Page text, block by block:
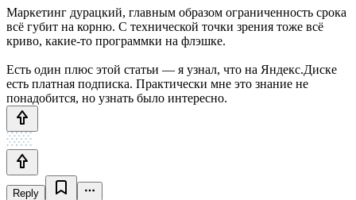
Маркетинг дурацкий, главным образом ограниченность срока
всё губит на корню. С технической точки зрения тоже всё
криво, какие-то программки на флэшке.
Есть один плюс этой статьи — я узнал, что на Яндекс.Диске
есть платная подписка. Практически мне это знание не
понадобится, но узнать было интересно.
Reply